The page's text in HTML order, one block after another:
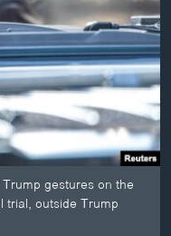
gestures on the
trial, outside Trump